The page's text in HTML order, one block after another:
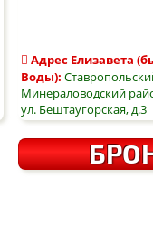
Адрес Елизавета
Воды):
Минераловодский
ул. Бештаугорская, д.3